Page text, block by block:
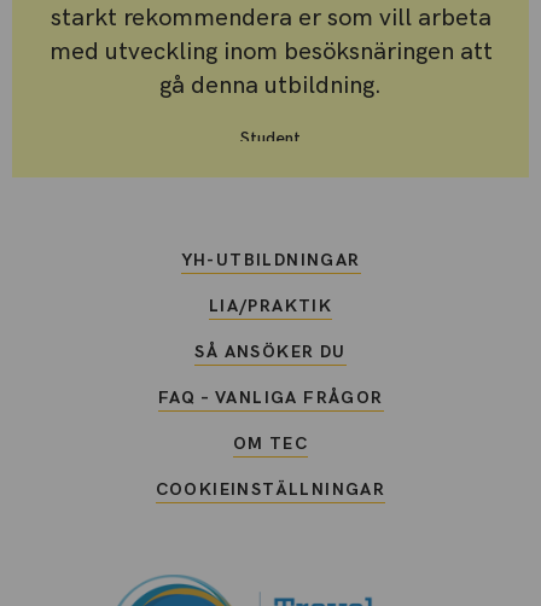
starkt rekommendera er som vill arbeta
med utveckling inom besöksnäringen att
gå denna utbildning.
Student
YH-UTBILDNINGAR
LIA/PRAKTIK
SÅ ANSÖKER DU
FAQ – VANLIGA FRÅGOR
OM TEC
COOKIEINSTÄLLNINGAR